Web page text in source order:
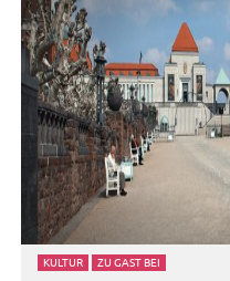
KULTUR ZU GAST BEI